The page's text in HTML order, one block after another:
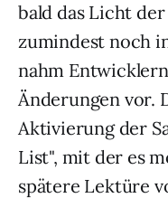
bald das Licht
zumindest noch
nahm
Änderungen vor.
Aktivierung der
List", mit der es
spätere Lektüre